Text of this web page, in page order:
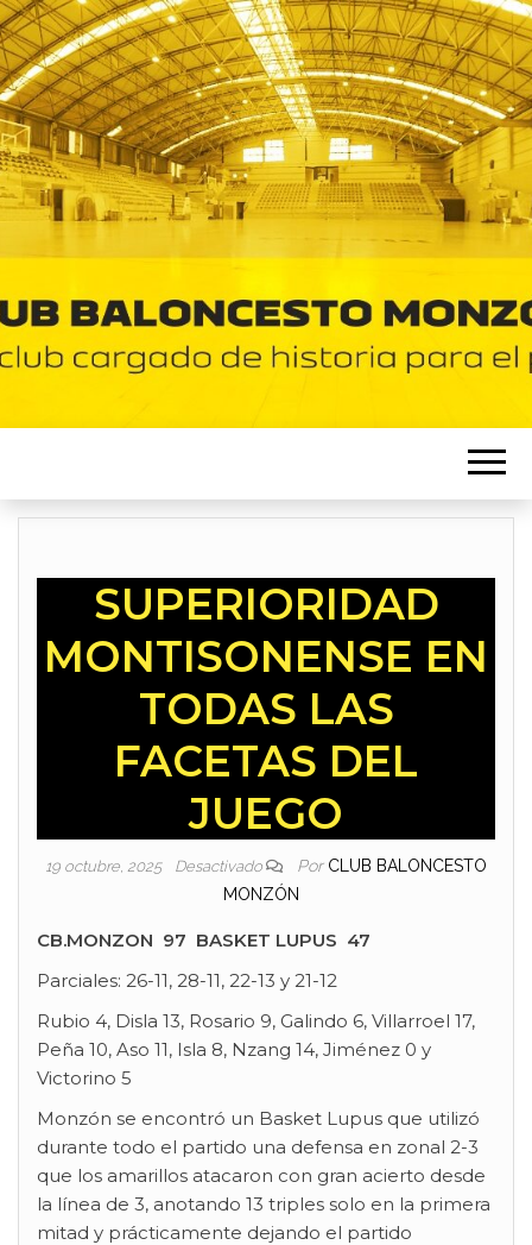
SUPERIORIDAD
MONTISONENSE EN
TODAS LAS
FACETAS DEL
JUEGO
19 octubre, 2025 Desactivado Por CLUB BALONCESTO
MONZÓN
CB.MONZON 97 BASKET LUPUS 47
Parciales: 26-11, 28-11, 22-13 y 21-12
Rubio 4, Disla 13, Rosario 9, Galindo 6, Villarroel 17,
Peña 10, Aso 11, Isla 8, Nzang 14, Jiménez 0 y
Victorino 5
Monzón se encontró un Basket Lupus que utilizó
durante todo el partido una defensa en zonal 2-3
que los amarillos atacaron con gran acierto desde
la línea de 3, anotando 13 triples solo en la primera
mitad y prácticamente dejando el partido